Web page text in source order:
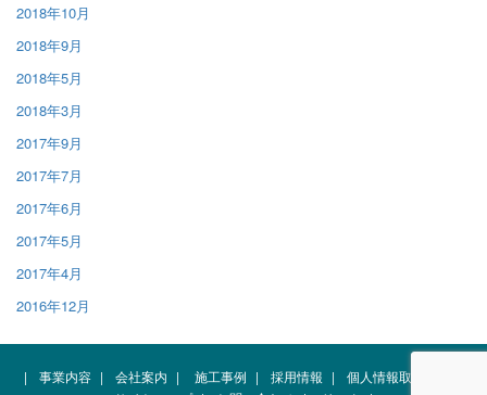
2018年10月
2018年9月
2018年5月
2018年3月
2017年9月
2017年7月
2017年6月
2017年5月
2017年4月
2016年12月
| 事業内容 | 会社案内 | 施工事例 | 採用情報 | 個人情報取扱規約